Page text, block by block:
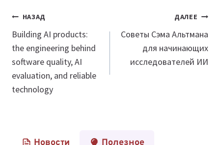
Навигация
по
записям
НАЗАД
Building AI products:
the engineering behind
software quality, AI
evaluation, and reliable
technology
ДАЛЕЕ
Советы Сэма Альтмана
для начинающих
исследователей ИИ